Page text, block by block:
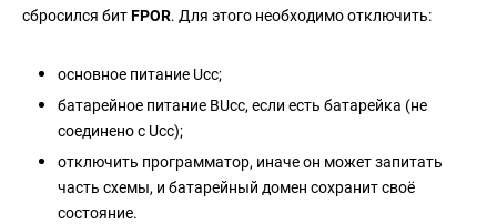
сбросился битFPOR. Для этого необходимо отключить:
основное питание Ucc;
батарейное питание BUcc, если есть батарейка (не
соединено с Ucc);
отключить программатор, иначе он может запитать
часть схемы, и батарейный домен сохранит своё
состояние.